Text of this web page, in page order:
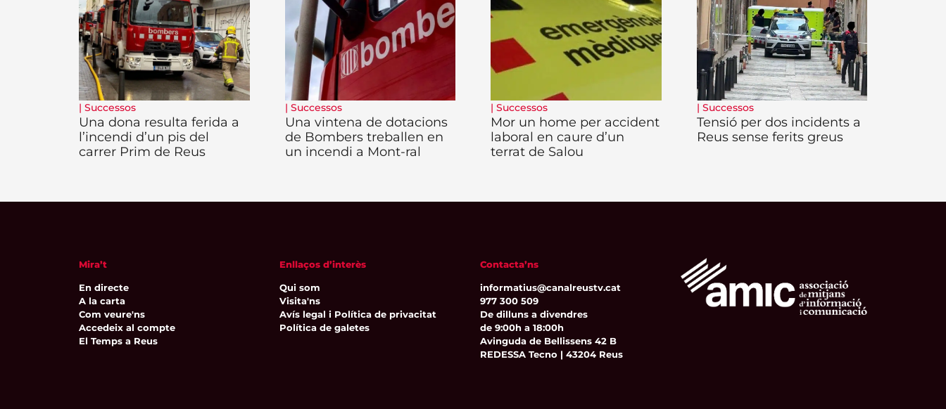
| Successos
Una dona resulta ferida a
l’incendi d’un pis del
carrer Prim de Reus
| Successos
Una vintena de dotacions
de Bombers treballen en
un incendi a Mont-ral
| Successos
Mor un home per accident
laboral en caure d’un
terrat de Salou
| Successos
Tensió per dos incidents a
Reus sense ferits greus
Mira’t
En directe
A la carta
Com veure'ns
Accedeix al compte
El Temps a Reus
Enllaços d’interès
Qui som
Visita'ns
Avís legal i Política de privacitat
Política de galetes
Contacta’ns
informatius@canalreustv.cat
977 300 509
De dilluns a divendres
de 9:00h a 18:00h
Avinguda de Bellissens 42 B
REDESSA Tecno | 43204 Reus